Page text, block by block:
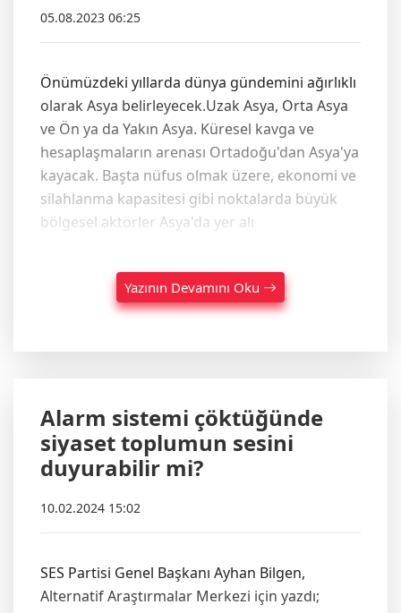
05.08.2023 06:25
Önümüzdeki yıllarda dünya gündemini ağırlıklı
olarak Asya belirleyecek.Uzak Asya, Orta Asya
ve Ön ya da Yakın Asya. Küresel kavga ve
hesaplaşmaların arenası Ortadoğu'dan Asya'ya
kayacak. Başta nüfus olmak üzere, ekonomi ve
silahlanma kapasitesi gibi noktalarda büyük
bölgesel aktörler Asya'da yer alı
Yazının Devamını Oku
Alarm sistemi çöktüğünde
siyaset toplumun sesini
duyurabilir mi?
10.02.2024 15:02
SES Partisi Genel Başkanı Ayhan Bilgen,
Alternatif Araştırmalar Merkezi için yazdı;